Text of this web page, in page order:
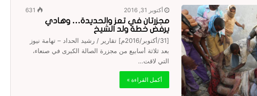
أكتوبر 31, 2016 631
مجزرتان في تعز والحديدة… وهادي
يرفض خطة ولد الشيخ
[31/أكتوبر/2016م] تقارير / رشيد الحداد – تهامة نيوز
بعد ثلاثة أسابيع من مجزرة الصالة الكبرى في صنعاء،
التي لاقت…
أكمل القراءة »